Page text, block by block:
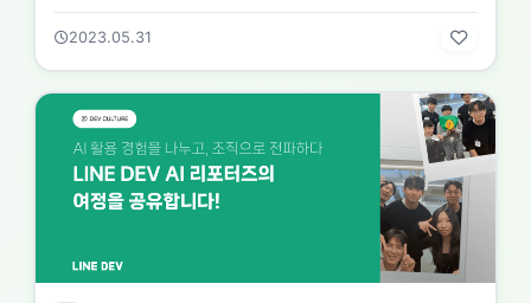
2023.05.31